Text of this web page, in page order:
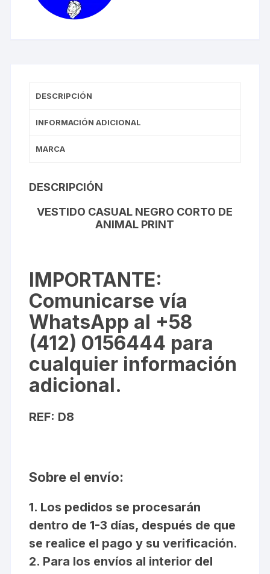
DESCRIPCIÓN
INFORMACIÓN ADICIONAL
MARCA
DESCRIPCIÓN
VESTIDO CASUAL NEGRO CORTO DE
ANIMAL PRINT
IMPORTANTE:
Comunicarse vía
WhatsApp al +58
(412) 0156444 para
cualquier información
adicional.
REF: D8
Sobre el envío:
1. Los pedidos se procesarán
dentro de 1-3 días, después de que
se realice el pago y su verificación.
2. Para los envíos al interior del